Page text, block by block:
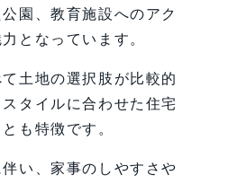
園、教育施設へのアク
となっています。
土地の選択肢が比較的
タイルに合わせた住宅
も特徴です。
い、家事のしやすさや